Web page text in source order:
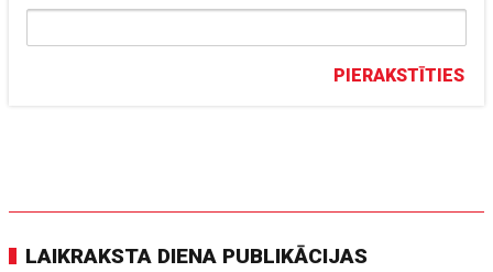
PIERAKSTĪTIES
LAIKRAKSTA DIENA PUBLIKĀCIJAS